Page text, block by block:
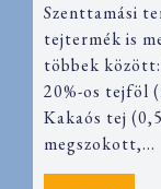
Szenttamási
tejtermék is
többek
20%-os tejföl
Kakaós tej
megszokott,…